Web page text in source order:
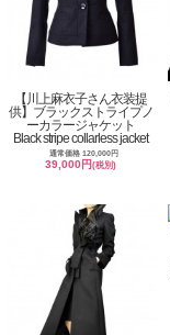
【川上麻衣子さん衣装提
供】ブラックストライプノ
ーカラージャケット
Black stripe collarless jacket
通常価格 120,000円
39,000円(税別)